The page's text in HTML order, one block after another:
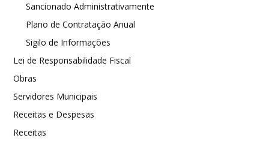
Sancionado Administrativamente
Plano de Contratação Anual
Sigilo de Informações
Lei de Responsabilidade Fiscal
Obras
Servidores Municipais
Receitas e Despesas
Receitas